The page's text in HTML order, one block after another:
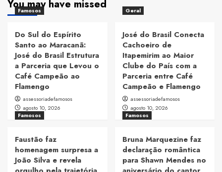
You may have missed
Famosos
Do Sul do Espírito
Santo ao Maracanã:
José do Brasil Estrutura
a Parceria que Levou o
Café Campeão ao
Flamengo
assessoriadefamosos
agosto 10, 2026
Geral
José do Brasil Conecta
Cachoeiro de
Itapemirim ao Maior
Clube do País com a
Parceria entre Café
Campeão e Flamengo
assessoriadefamosos
agosto 10, 2026
Famosos
Faustão faz
homenagem surpresa a
João Silva e revela
Famosos
Bruna Marquezine faz
declaração romântica
para Shawn Mendes no